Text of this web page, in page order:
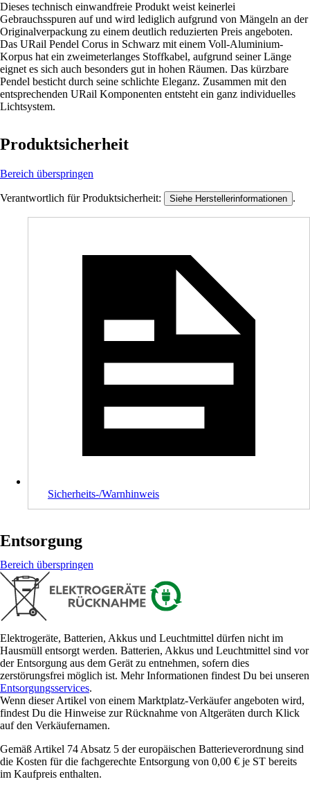
Dieses technisch einwandfreie Produkt weist keinerlei
Gebrauchsspuren auf und wird lediglich aufgrund von Mängeln an der
Originalverpackung zu einem deutlich reduzierten Preis angeboten.
Das URail Pendel Corus in Schwarz mit einem Voll-Aluminium-
Korpus hat ein zweimeterlanges Stoffkabel, aufgrund seiner Länge
eignet es sich auch besonders gut in hohen Räumen. Das kürzbare
Pendel besticht durch seine schlichte Eleganz. Zusammen mit den
entsprechenden URail Komponenten entsteht ein ganz individuelles
Lichtsystem.
Produktsicherheit
Bereich überspringen
Verantwortlich für Produktsicherheit: Siehe Herstellerinformationen .
Sicherheits-/Warnhinweis
Entsorgung
Bereich überspringen
Elektrogeräte, Batterien, Akkus und Leuchtmittel dürfen nicht im
Hausmüll entsorgt werden. Batterien, Akkus und Leuchtmittel sind vor
der Entsorgung aus dem Gerät zu entnehmen, sofern dies
zerstörungsfrei möglich ist. Mehr Informationen findest Du bei unseren
Entsorgungsservices.
Wenn dieser Artikel von einem Marktplatz-Verkäufer angeboten wird,
findest Du die Hinweise zur Rücknahme von Altgeräten durch Klick
auf den Verkäufernamen.
Gemäß Artikel 74 Absatz 5 der europäischen Batterieverordnung sind
die Kosten für die fachgerechte Entsorgung von 0,00 € je ST bereits
im Kaufpreis enthalten.